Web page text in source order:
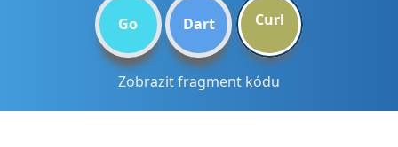
Go Dart Curl
Zobrazit fragment kódu